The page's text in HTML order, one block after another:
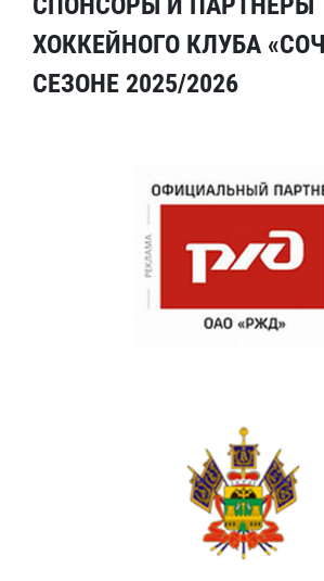
ХОККЕЙНОГО КЛУБА
СЕЗОНЕ 2025/2026